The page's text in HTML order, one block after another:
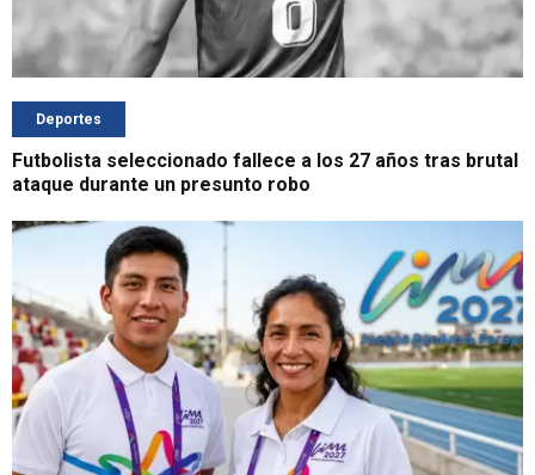
Deportes
Futbolista seleccionado fallece a los 27 años tras brutal
ataque durante un presunto robo